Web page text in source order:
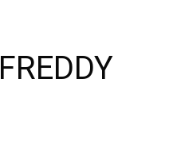
FREDDY